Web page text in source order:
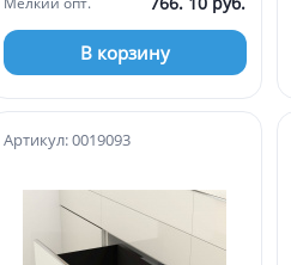
В корзину
Артикул: 0019093